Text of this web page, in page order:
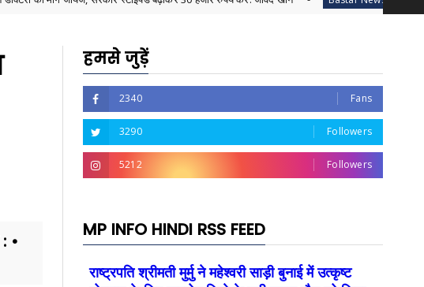
•
हमसे जुड़ें
2340 Fans
3290 Followers
5212 Followers
MP INFO HINDI RSS FEED